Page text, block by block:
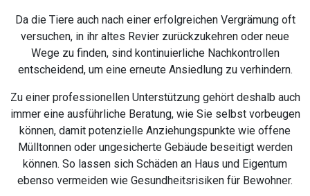
Da die Tiere auch nach einer erfolgreichen Vergrämung oft
versuchen, in ihr altes Revier zurückzukehren oder neue
Wege zu finden, sind kontinuierliche Nachkontrollen
entscheidend, um eine erneute Ansiedlung zu verhindern.
Zu einer professionellen Unterstützung gehört deshalb auch
immer eine ausführliche Beratung, wie Sie selbst vorbeugen
können, damit potenzielle Anziehungspunkte wie offene
Mülltonnen oder ungesicherte Gebäude beseitigt werden
können. So lassen sich Schäden an Haus und Eigentum
ebenso vermeiden wie Gesundheitsrisiken für Bewohner.